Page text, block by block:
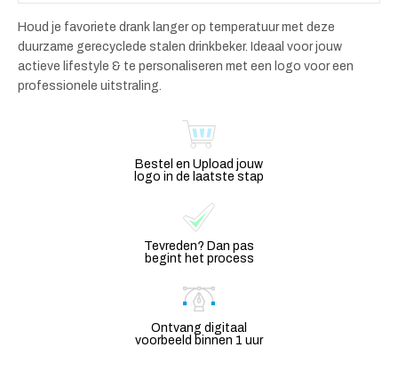
Houd je favoriete drank langer op temperatuur met deze
duurzame gerecyclede stalen drinkbeker. Ideaal voor jouw
actieve lifestyle & te personaliseren met een logo voor een
professionele uitstraling.
Bestel en Upload jouw
logo in de laatste stap
Tevreden? Dan pas
begint het process
Ontvang digitaal
voorbeeld binnen 1 uur